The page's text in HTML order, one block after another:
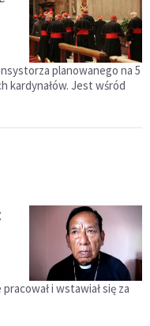
planowanego na 5
kardynałów. Jest wśród
i wstawiał się za